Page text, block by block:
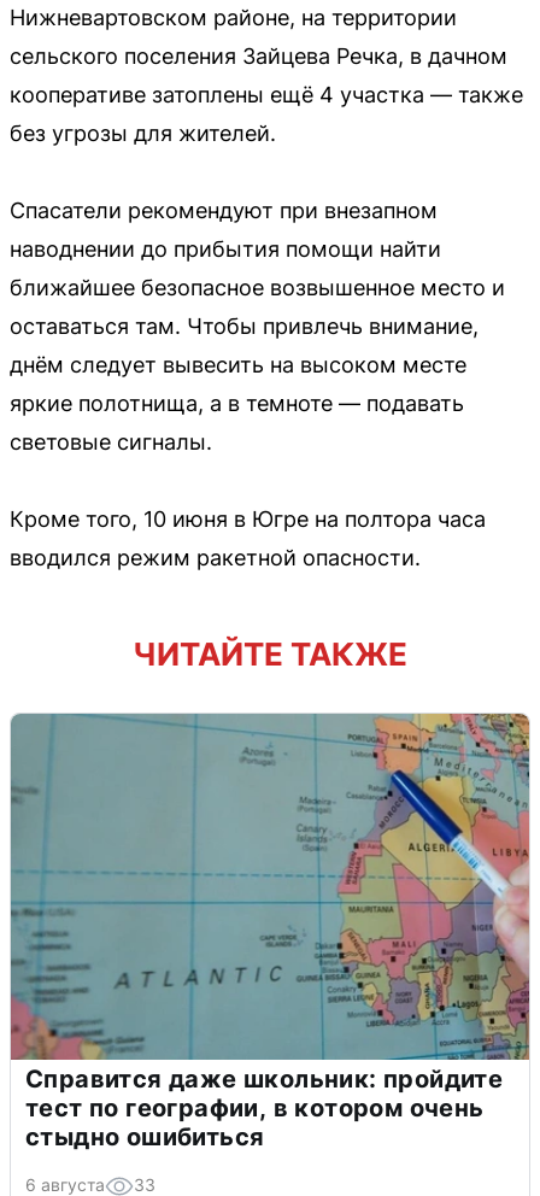
Нижневартовском районе, на территории
сельского поселения Зайцева Речка, в дачном
кооперативе затоплены ещё 4 участка — также
без угрозы для жителей.
Спасатели рекомендуют при внезапном
наводнении до прибытия помощи найти
ближайшее безопасное возвышенное место и
оставаться там. Чтобы привлечь внимание,
днём следует вывесить на высоком месте
яркие полотнища, а в темноте — подавать
световые сигналы.
Кроме того, 10 июня в Югре на полтора часа
вводился режим ракетной опасности.
ЧИТАЙТЕ ТАКЖЕ
Справится даже школьник: пройдите
тест по географии, в котором очень
стыдно ошибиться
6 августа 33